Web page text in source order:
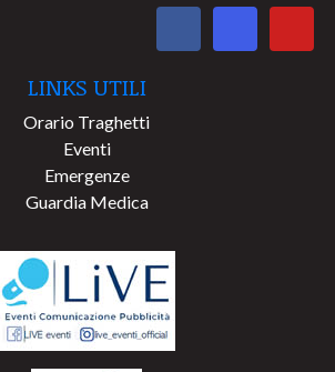
LINKS UTILI
Orario Traghetti
Eventi
Emergenze
Guardia Medica